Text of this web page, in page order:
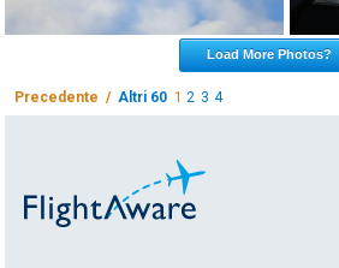
Load More Photos?
Precedente /Altri 60 12 3 4